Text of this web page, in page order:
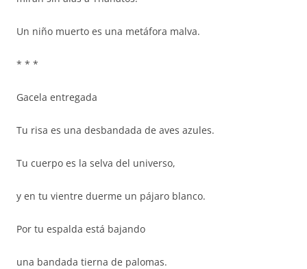
Un niño muerto es una metáfora malva.
* * *
Gacela entregada
Tu risa es una desbandada de aves azules.
Tu cuerpo es la selva del universo,
y en tu vientre duerme un pájaro blanco.
Por tu espalda está bajando
una bandada tierna de palomas.